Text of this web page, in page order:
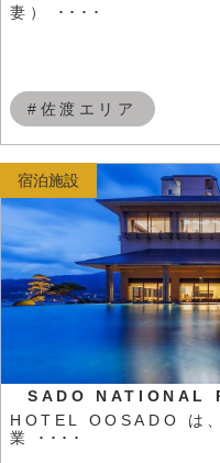
妻） ････
#佐渡エリア
SADO NATIONAL
HOTEL OOSADO は
業 ････
宿泊施設